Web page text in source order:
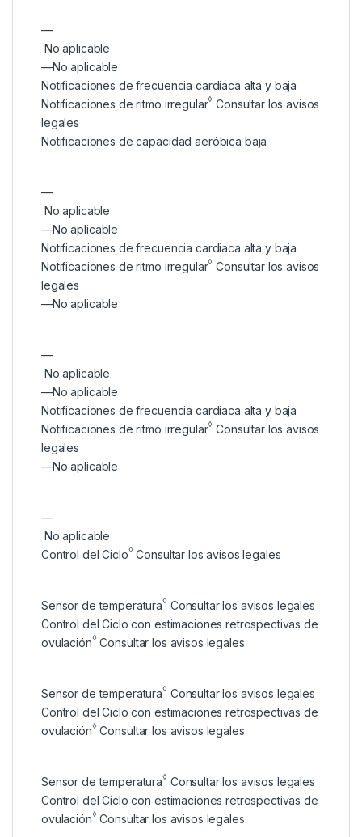
—
No aplicable
—No aplicable
Notificaciones de frecuencia cardiaca alta y baja
Notificaciones de ritmo irregular◊ Consultar los avisos
legales
Notificaciones de capacidad aeróbica baja
—
No aplicable
—No aplicable
Notificaciones de frecuencia cardiaca alta y baja
Notificaciones de ritmo irregular◊ Consultar los avisos
legales
—No aplicable
—
No aplicable
—No aplicable
Notificaciones de frecuencia cardiaca alta y baja
Notificaciones de ritmo irregular◊ Consultar los avisos
legales
—No aplicable
—
No aplicable
Control del Ciclo◊Consultar los avisos legales
Sensor de temperatura◊Consultar los avisos legales
Control del Ciclo con estimaciones retrospectivas de
ovulación◊Consultar los avisos legales
Sensor de temperatura◊Consultar los avisos legales
Control del Ciclo con estimaciones retrospectivas de
ovulación◊Consultar los avisos legales
Sensor de temperatura◊Consultar los avisos legales
Control del Ciclo con estimaciones retrospectivas de
ovulación◊Consultar los avisos legales